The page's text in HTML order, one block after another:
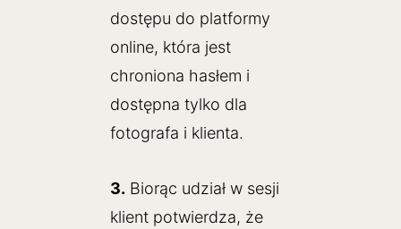
dostępu do platformy
online, która jest
chroniona hasłem i
dostępna tylko dla
fotografa i klienta.
3. Biorąc udział w sesji
klient potwierdza, że